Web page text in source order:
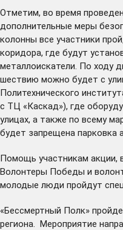
Отметим, во время
дополнительные меры
колонны все участники
коридора, где будут
металлоискатели. По ходу
шествию можно будет с
Политехнического
с ТЦ «Каскад»), где
улицах, а также по всему
будет запрещена парковка
Помощь участникам акции,
Волонтеры Победы и
молодые люди пройдут
«Бессмертный Полк»
региона. Мероприятие